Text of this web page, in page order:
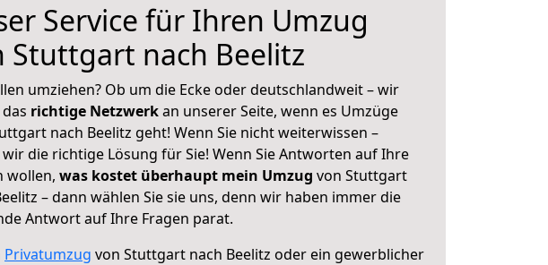
Service für Ihren Umzug
Stuttgart nach Beelitz
umziehen? Ob um die Ecke oder deutschlandweit – wir
richtige Netzwerkan unserer Seite, wenn es Umzüge
nach Beelitz geht! Wenn Sie nicht weiterwissen –
die richtige Lösung für Sie! Wenn Sie Antworten auf Ihre
wollen, was kostet überhaupt mein Umzug von Stuttgart
– dann wählen Sie sie uns, denn wir haben immer die
Antwort auf Ihre Fragen parat.
Privatumzug von Stuttgart nach Beelitz oder ein gewerblicher